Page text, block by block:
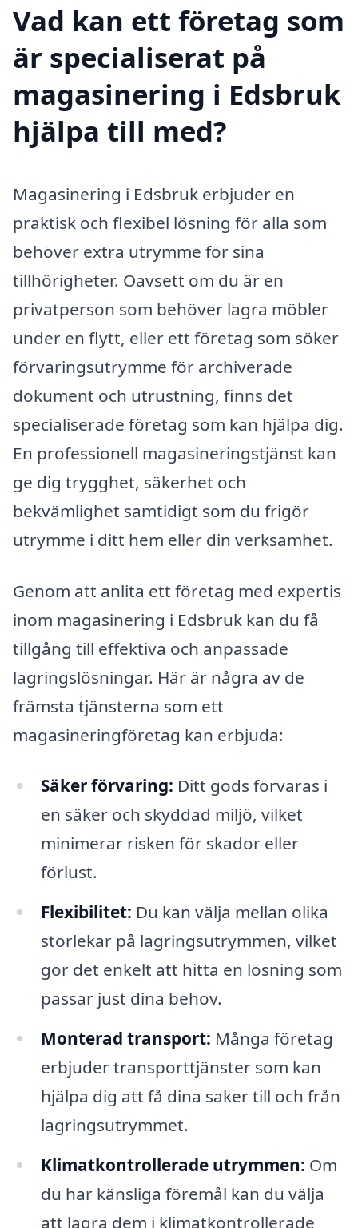
Vad kan ett företag som
är specialiserat på
magasinering i Edsbruk
hjälpa till med?
Magasinering i Edsbruk erbjuder en
praktisk och flexibel lösning för alla som
behöver extra utrymme för sina
tillhörigheter. Oavsett om du är en
privatperson som behöver lagra möbler
under en flytt, eller ett företag som söker
förvaringsutrymme för archiverade
dokument och utrustning, finns det
specialiserade företag som kan hjälpa dig.
En professionell magasineringstjänst kan
ge dig trygghet, säkerhet och
bekvämlighet samtidigt som du frigör
utrymme i ditt hem eller din verksamhet.
Genom att anlita ett företag med expertis
inom magasinering i Edsbruk kan du få
tillgång till effektiva och anpassade
lagringslösningar. Här är några av de
främsta tjänsterna som ett
magasineringföretag kan erbjuda:
Säker förvaring: Ditt gods förvaras i
en säker och skyddad miljö, vilket
minimerar risken för skador eller
förlust.
Flexibilitet: Du kan välja mellan olika
storlekar på lagringsutrymmen, vilket
gör det enkelt att hitta en lösning som
passar just dina behov.
Monterad transport: Många företag
erbjuder transporttjänster som kan
hjälpa dig att få dina saker till och från
lagringsutrymmet.
Klimatkontrollerade utrymmen: Om
du har känsliga föremål kan du välja
att lagra dem i klimatkontrollerade